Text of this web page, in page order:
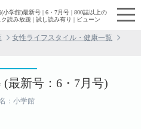
(小学館)最新号 | 6・7月号 | 800誌以上の
読み放題 | 試し読み有り | ビューン
女性ライフスタイル・健康一覧
(最新号：6・7月号)
：小学館